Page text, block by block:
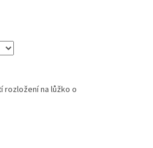
rozložení na lůžko o